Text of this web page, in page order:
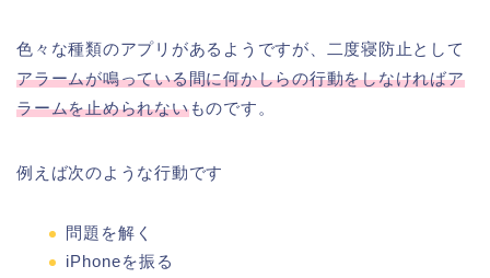
色々な種類のアプリがあるようですが、二度寝防止として
アラームが鳴っている間に何かしらの行動をしなければア
ラームを止められないものです。
例えば次のような行動です
問題を解く
iPhoneを振る